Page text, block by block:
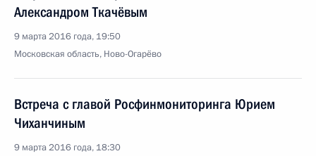
Александром Ткачёвым
9 марта 2016 года, 19:50
Московская область, Ново-Огарёво
Встреча с главой Росфинмониторинга Юрием
Чиханчиным
9 марта 2016 года, 18:30